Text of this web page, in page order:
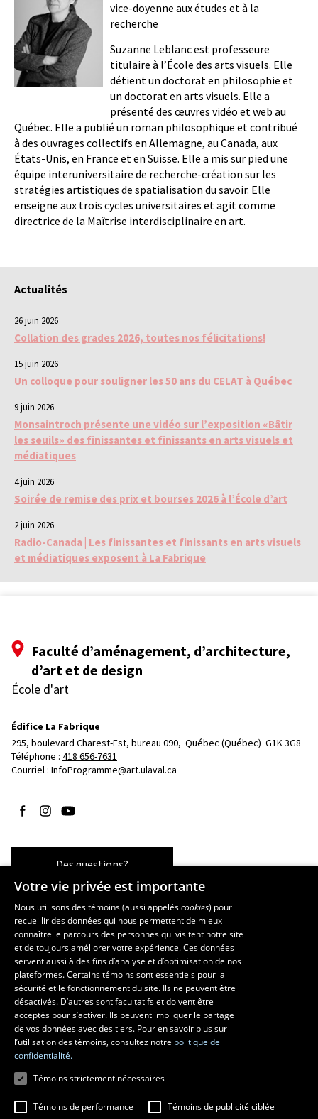
vice-doyenne aux études et à la
recherche
Suzanne Leblanc est professeure
titulaire à l’École des arts visuels. Elle
détient un doctorat en philosophie et
un doctorat en arts visuels. Elle a
présenté des œuvres vidéo et web au
Québec. Elle a publié un roman philosophique et contribué
à des ouvrages collectifs en Allemagne, au Canada, aux
États-Unis, en France et en Suisse. Elle a mis sur pied une
équipe interuniversitaire de recherche-création sur les
stratégies artistiques de spatialisation du savoir. Elle
enseigne aux trois cycles universitaires et agit comme
directrice de la Maîtrise interdisciplinaire en art.
Actualités
26 juin 2026
Collation des grades 2026, toutes nos félicitations!
15 juin 2026
Un colloque pour souligner les 50 ans du CELAT à Québec
9 juin 2026
Monsaintroch présente une vidéo sur l’exposition «Bâtir
les seuils» des finissantes et finissants en arts visuels et
médiatiques
4 juin 2026
Soirée de remise des prix et bourses 2026 à l’École d’art
2 juin 2026
Radio-Canada | Les finissantes et finissants en arts visuels
et médiatiques exposent à La Fabrique
Faculté d’aménagement, d’architecture,
d’art et de design
École d'art
Édifice La Fabrique
295, boulevard Charest-Est, bureau 090, Québec (Québec)  G1K 3G8
Téléphone : 418 656-7631
Courriel : InfoProgramme@art.ulaval.ca
Suivez-nous sur Facebook
Suivez-nous sur Instagram
Suivez-nous sur YouTube
Des questions?
Les écoles et la recherche
École supérieure d’aménagement du territoire et de développement
régional
École d’architecture
École de design
Centre de recherche en aménagement et développement
Votre vie privée est importante
Nous utilisons des témoins (aussi appeléscookies) pour
recueillir des données qui nous permettent de mieux
connaître le parcours des personnes qui visitent notre site
et de toujours améliorer votre expérience. Ces données
servent aussi à des fins d’analyse et d’optimisation de nos
plateformes. Certains témoins sont essentiels pour la
sécurité et le fonctionnement du site. Ils ne peuvent être
désactivés. D’autres sont facultatifs et doivent être
acceptés pour s’activer. Ils peuvent impliquer le partage
de vos données avec des tiers. Pour en savoir plus sur
l’utilisation des témoins, consultez notre politique de
confidentialité.
Témoins strictement nécessaires
Témoins de performance Témoins de publicité ciblée